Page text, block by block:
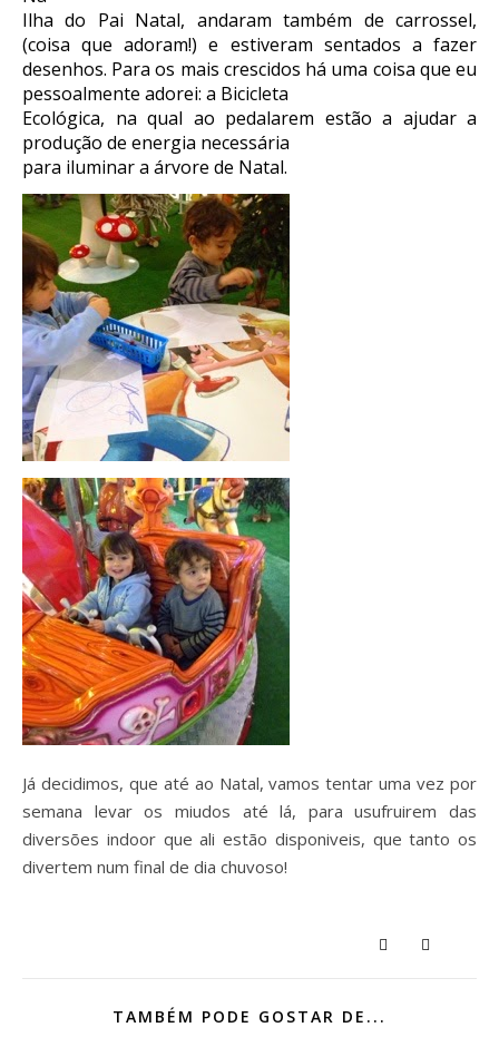
Ilha do Pai Natal, andaram também de carrossel,
(coisa que adoram!) e estiveram sentados a fazer
desenhos. Para os mais crescidos há uma coisa que eu
pessoalmente adorei: a Bicicleta
Ecológica, na qual ao pedalarem estão a ajudar a
produção de energia necessária
para iluminar a árvore de Natal.
Já decidimos, que até ao Natal, vamos tentar uma vez por
semana levar os miudos até lá, para usufruirem das
diversões indoor que ali estão disponiveis, que tanto os
divertem num final de dia chuvoso!
TAMBÉM PODE GOSTAR DE...